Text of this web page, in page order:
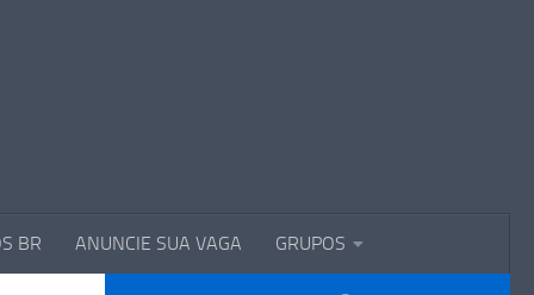
BR ANUNCIE SUA VAGA GRUPOS